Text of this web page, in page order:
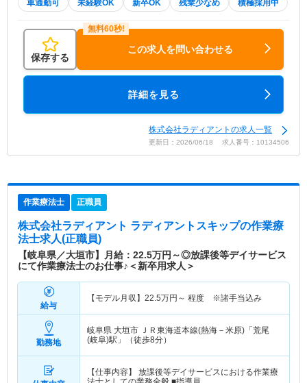
車通勤可 未経験OK 新卒OK 残業少なめ 積極採用中
保存する
この求人を問い合わせる
詳細を見る
株式会社ラディアントの求人一覧
更新日：2026/06/18 求人番号：10134506
作業療法士 正職員
株式会社ラディアント ラディアントスキップの作業療
法士求人(正職員)
【岐阜県／大垣市】月給：22.5万円～◎放課後等デイサービス
にて作業療法士のお仕事♪＜新卒用求人＞
給与
【モデル月収】 22.5万円～ 程度 ※諸手当込み
勤務地
岐阜県 大垣市 ＪＲ東海道本線(熱海－米原)「荒尾
(岐阜)駅」（徒歩8分）
【仕事内容】 放課後等デイサービスにおける作業療